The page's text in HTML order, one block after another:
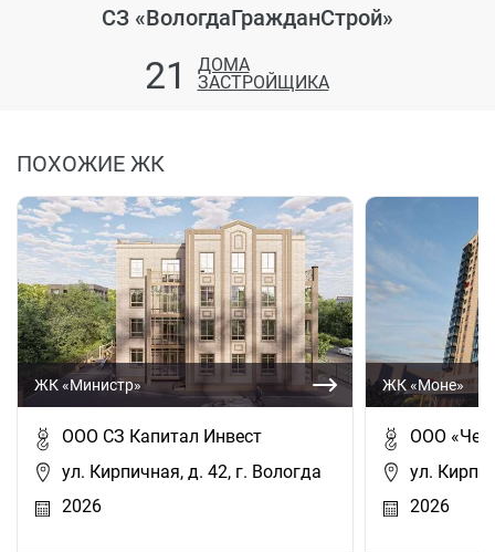
СЗ «ВологдаГражданСтрой»
21
ДОМА
ЗАСТРОЙЩИКА
ПОХОЖИЕ ЖК
ЖК «Министр»
ООО СЗ Капитал Инвест
ул. Кирпичная, д. 42, г. Вологда
2026
ЖК «Моне»
ООО
ул.
2026